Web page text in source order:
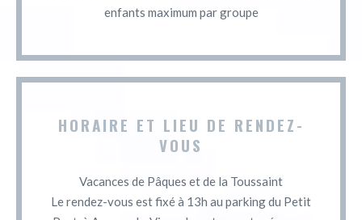
enfants maximum par groupe
HORAIRE ET LIEU DE RENDEZ-
VOUS
Vacances de Pâques et de la Toussaint
Le rendez-vous est fixé à 13h au parking du Petit